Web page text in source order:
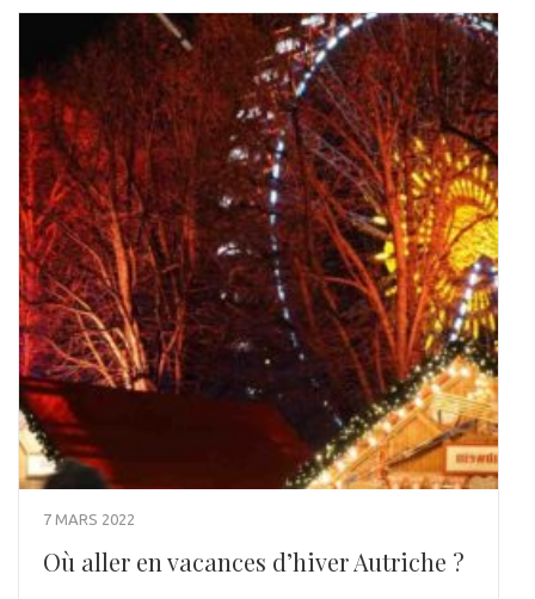
7 MARS 2022
Où aller en vacances d’hiver Autriche ?